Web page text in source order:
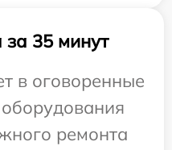
35 минут
в оговоренные
ремонта